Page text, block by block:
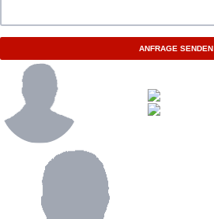
ANFRAGE SENDEN